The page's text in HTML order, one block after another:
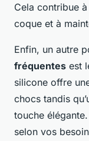
Cela contribue
coque et à
Enfin, un autre
fréquentes est
silicone offre
chocs tandis
touche élégante.
selon vos